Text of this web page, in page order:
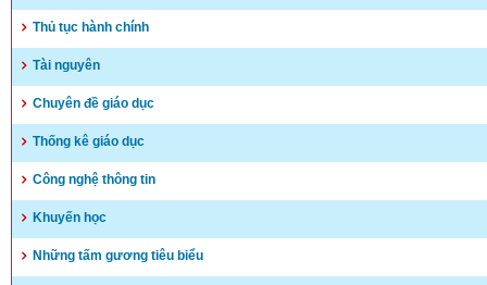
Thủ tục hành chính
Tài nguyên
Chuyên đề giáo dục
Thống kê giáo dục
Công nghệ thông tin
Khuyến học
Những tấm gương tiêu biểu